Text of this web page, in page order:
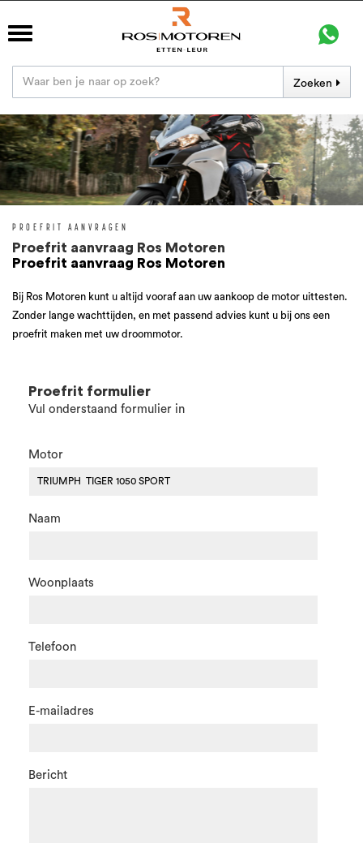
Zoeken
PROEFRIT AANVRAGEN
Proefrit aanvraag Ros Motoren
Proefrit aanvraag Ros Motoren
Bij Ros Motoren kunt u altijd vooraf aan uw aankoop de motor uittesten.
Zonder lange wachttijden, en met passend advies kunt u bij ons een
proefrit maken met uw droommotor.
Proefrit formulier
Vul onderstaand formulier in
Motor
Naam
Woonplaats
Telefoon
E-mailadres
Bericht